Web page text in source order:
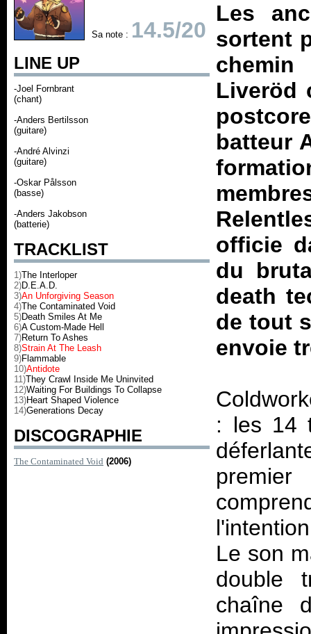
Sa note : 14.5/20
LINE UP
-Joel Fornbrant
(chant)
-Anders Bertilsson
(guitare)
-André Alvinzi
(guitare)
-Oskar Pålsson
(basse)
-Anders Jakobson
(batterie)
TRACKLIST
1)The Interloper
2)D.E.A.D.
3)An Unforgiving Season
4)The Contaminated Void
5)Death Smiles At Me
6)A Custom-Made Hell
7)Return To Ashes
8)Strain At The Leash
9)Flammable
10)Antidote
11)They Crawl Inside Me Uninvited
12)Waiting For Buildings To Collapse
13)Heart Shaped Violence
14)Generations Decay
DISCOGRAPHIE
The Contaminated Void (2006)
Les
sortent
chemin
Liveröd
batteur
officie
du
death
de tout
envoie
: les 14
Le son
double
chaîne